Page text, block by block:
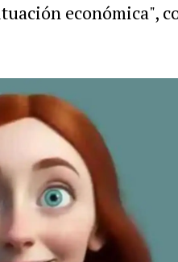
económica",